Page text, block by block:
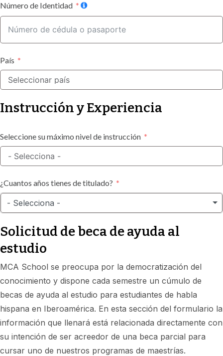
S
E
S
+
1
Número de Identidad
País
Instrucción y Experiencia
Seleccione su máximo nivel de instrucción
¿Cuantos años tienes de titulado?
- Selecciona -
Solicitud de beca de ayuda al
estudio
MCA School se preocupa por la democratización del
conocimiento y dispone cada semestre un cúmulo de
becas de ayuda al estudio para estudiantes de habla
hispana en Iberoamérica. En esta sección del formulario la
información que llenará está relacionada directamente con
su intención de ser acreedor de una beca parcial para
cursar uno de nuestros programas de maestrías.